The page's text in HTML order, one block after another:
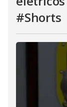
#Shorts